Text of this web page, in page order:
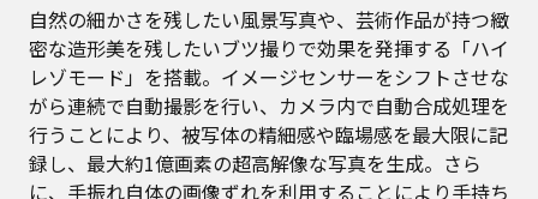
自然の細かさを残したい風景写真や、芸術作品が持つ緻
密な造形美を残したいブツ撮りで効果を発揮する「ハイ
レゾモード」を搭載。イメージセンサーをシフトさせな
がら連続で自動撮影を行い、カメラ内で自動合成処理を
行うことにより、被写体の精細感や臨場感を最大限に記
録し、最大約1億画素の超高解像な写真を生成。さら
に、手振れ自体の画像ずれを利用することにより手持ち